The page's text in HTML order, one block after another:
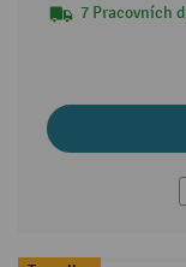
7 Pracovních